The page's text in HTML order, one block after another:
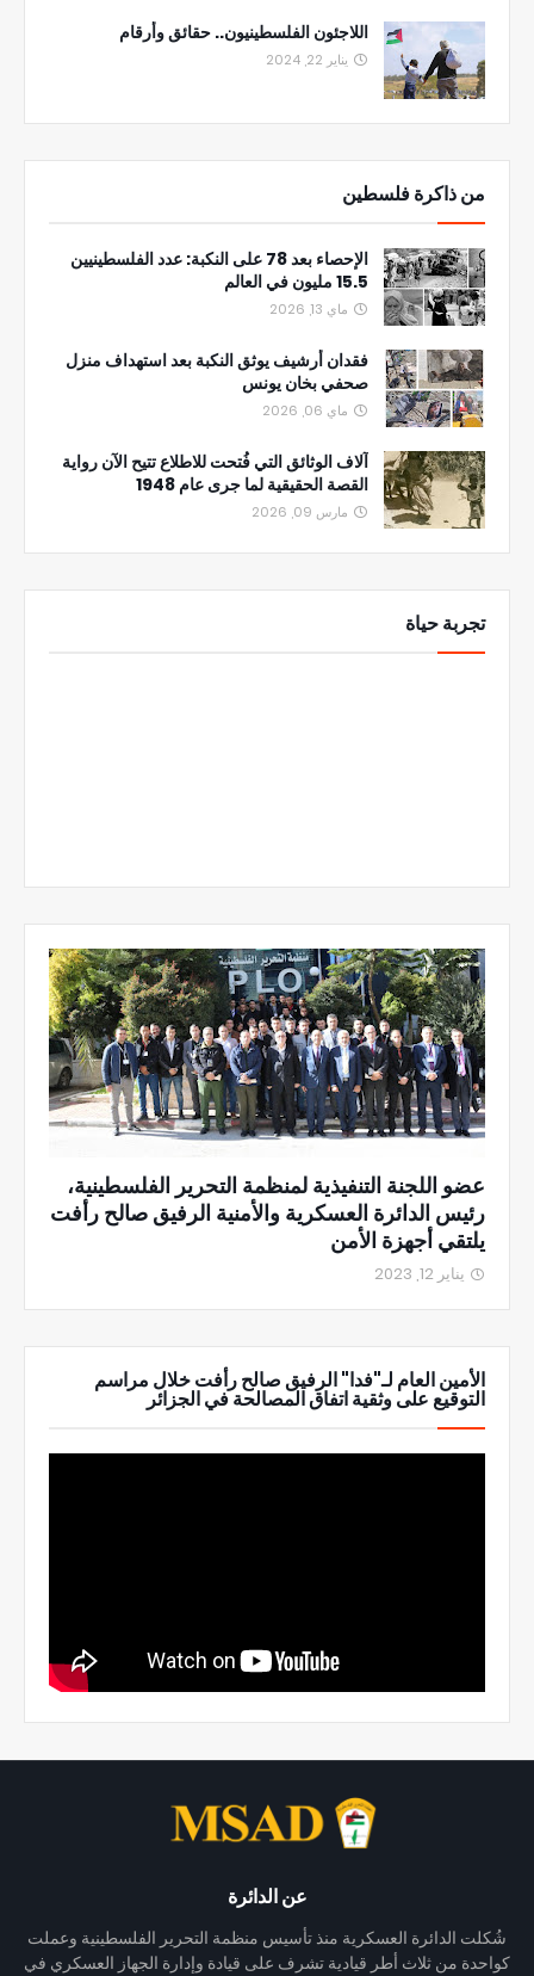
اللاجئون الفلسطينيون.. حقائق وأرقام
يناير 22, 2024
من ذاكرة فلسطين
الإحصاء بعد 78 على النكبة: عدد الفلسطينيين
15.5 مليون في العالم
ماي 13, 2026
فقدان أرشيف يوثق النكبة بعد استهداف منزل
صحفي بخان يونس
ماي 06, 2026
آلاف الوثائق التي فُتحت للاطلاع تتيح الآن رواية
القصة الحقيقية لما جرى عام 1948
مارس 09, 2026
تجربة حياة
عضو اللجنة التنفيذية لمنظمة التحرير الفلسطينية،
رئيس الدائرة العسكرية والأمنية الرفيق صالح رأفت
يلتقي أجهزة الأمن
يناير 12, 2023
الأمين العام لـ"فدا" الرفيق صالح رأفت خلال مراسم
التوقيع على وثقية اتفاق المصالحة في الجزائر
عن الدائرة
شُكلت الدائرة العسكرية منذ تأسيس منظمة التحرير الفلسطينية وعملت
كواحدة من ثلاث أطر قيادية تشرف على قيادة وإدارة الجهاز العسكري في